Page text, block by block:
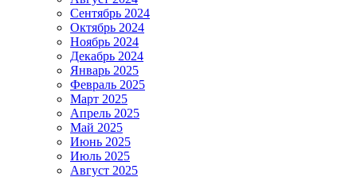
Сентябрь 2024
Октябрь 2024
Ноябрь 2024
Декабрь 2024
Январь 2025
Февраль 2025
Март 2025
Апрель 2025
Май 2025
Июнь 2025
Июль 2025
Август 2025